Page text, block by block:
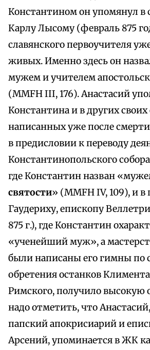
Константином он упомянул в
Карлу Лысому (февраль 875
славянского первоучителя
живых. Именно здесь он
мужем и учителем
(MMFH III, 176). Анастасий
Константина и в других
написанных уже после
в предисловии к переводу
Константинопольского
где Константин назван
святости» (MMFH IV, 109), и в
Гаудериху, епископу
875 г.), где Константин
«ученейший муж», а
были написаны его гимны по
обретения останков
Римского, получило высокую
надо отметить, что
папский апокрисиарий и
Арсений, упоминается в ЖК